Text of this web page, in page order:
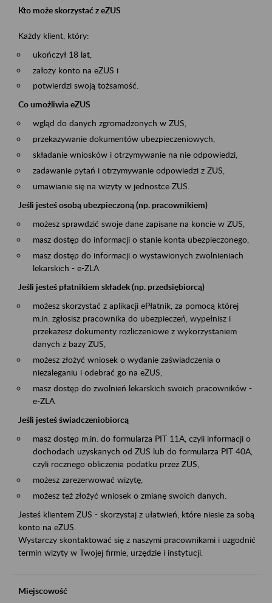
Kto może skorzystać z eZUS
Każdy klient, który:
ukończył 18 lat,
założy konto na eZUS i
potwierdzi swoją tożsamość.
Co umożliwia eZUS
wgląd do danych zgromadzonych w ZUS,
przekazywanie dokumentów ubezpieczeniowych,
składanie wniosków i otrzymywanie na nie odpowiedzi,
zadawanie pytań i otrzymywanie odpowiedzi z ZUS,
umawianie się na wizyty w jednostce ZUS.
Jeśli jesteś osobą ubezpieczoną (np. pracownikiem)
możesz sprawdzić swoje dane zapisane na koncie w ZUS,
masz dostęp do informacji o stanie konta ubezpieczonego,
masz dostęp do informacji o wystawionych zwolnieniach
lekarskich - e-ZLA
Jeśli jesteś płatnikiem składek (np. przedsiębiorcą)
możesz skorzystać z aplikacji ePłatnik, za pomocą której
m.in. zgłosisz pracownika do ubezpieczeń, wypełnisz i
przekażesz dokumenty rozliczeniowe z wykorzystaniem
danych z bazy ZUS,
możesz złożyć wniosek o wydanie zaświadczenia o
niezaleganiu i odebrać go na eZUS,
masz dostęp do zwolnień lekarskich swoich pracowników -
e-ZLA
Jeśli jesteś świadczeniobiorcą
masz dostęp m.in. do formularza PIT 11A, czyli informacji o
dochodach uzyskanych od ZUS lub do formularza PIT 40A,
czyli rocznego obliczenia podatku przez ZUS,
możesz zarezerwować wizytę,
możesz też złożyć wniosek o zmianę swoich danych.
Jesteś klientem ZUS - skorzystaj z ułatwień, które niesie za sobą
konto na eZUS.
Wystarczy skontaktować się z naszymi pracownikami i uzgodnić
termin wizyty w Twojej firmie, urzędzie i instytucji.
Miejscowość